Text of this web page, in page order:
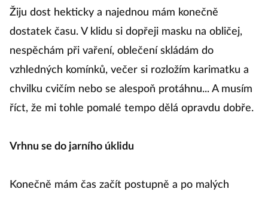
Žiju dost hekticky a najednou mám konečně
dostatek času. V klidu si dopřeji masku na obličej,
nespěchám při vaření, oblečení skládám do
vzhledných komínků, večer si rozložím karimatku a
chvilku cvičím nebo se alespoň protáhnu... A musím
říct, že mi tohle pomalé tempo dělá opravdu dobře.
Vrhnu se do jarního úklidu
Konečně mám čas začít postupně a po malých